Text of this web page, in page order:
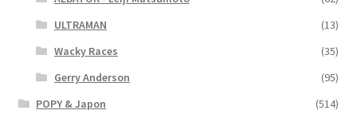
ULTRAMAN
(13)
Wacky Races
(35)
Gerry Anderson
(95)
POPY & Japon
(514)